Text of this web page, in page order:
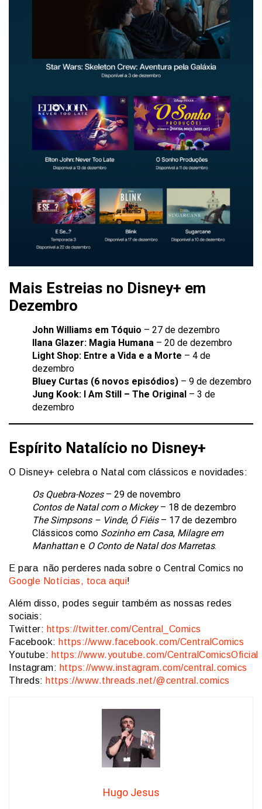
Mais Estreias no Disney+ em
Dezembro
John Williams em Tóquio – 27 de dezembro
Ilana Glazer: Magia Humana – 20 de dezembro
Light Shop: Entre a Vida e a Morte – 4 de
dezembro
Bluey Curtas (6 novos episódios) – 9 de dezembro
Jung Kook: I Am Still – The Original – 3 de
dezembro
Espírito Natalício no Disney+
O Disney+ celebra o Natal com clássicos e novidades:
Os Quebra-Nozes– 29 de novembro
Contos de Natal com o Mickey– 18 de dezembro
The Simpsons – Vinde, Ó Fiéis– 17 de dezembro
Clássicos como Sozinho em Casa, Milagre em
Manhattane O Conto de Natal dos Marretas.
E para não perderes nada sobre o Central Comics no
Google Notícias, toca aqui!
Além disso, podes seguir também as nossas redes
sociais:
Twitter: https://twitter.com/Central_Comics
Facebook: https://www.facebook.com/CentralComics
Youtube: https://www.youtube.com/CentralComicsOficial
Instagram: https://www.instagram.com/central.comics
Threds: https://www.threads.net/@central.comics
Hugo Jesus